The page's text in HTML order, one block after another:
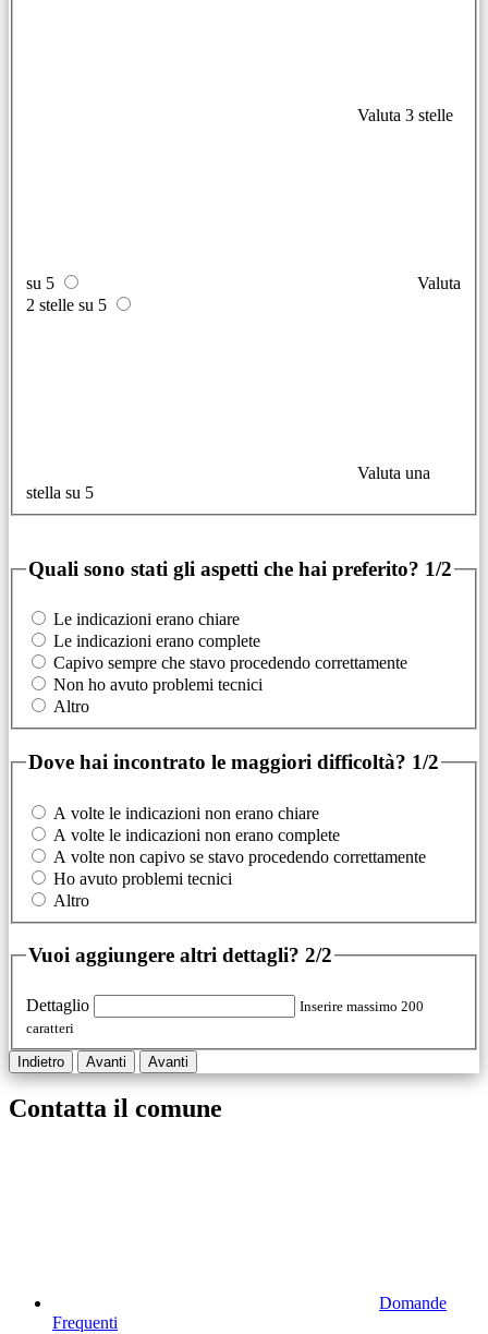
Valuta 3 stelle
su 5
Valuta
2 stelle su 5
Valuta una
stella su 5
Quali sono stati gli aspetti che hai preferito? 1/2
Le indicazioni erano chiare
Le indicazioni erano complete
Capivo sempre che stavo procedendo correttamente
Non ho avuto problemi tecnici
Altro
Dove hai incontrato le maggiori difficoltà? 1/2
A volte le indicazioni non erano chiare
A volte le indicazioni non erano complete
A volte non capivo se stavo procedendo correttamente
Ho avuto problemi tecnici
Altro
Vuoi aggiungere altri dettagli? 2/2
Dettaglio
Inserire massimo 200
caratteri
Indietro Avanti Avanti
Contatta il comune
Domande
Frequenti